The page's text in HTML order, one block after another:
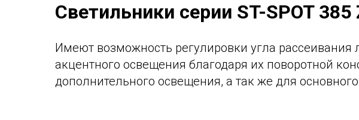
Светильники серии ST-SPOT 385
Имеют возможность регулировки угла рассеивания
акцентного освещения благодаря их поворотной
дополнительного освещения, а так же для